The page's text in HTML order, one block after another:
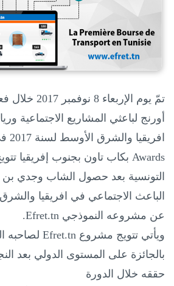
تمّ يوم
أورنج لباعثي المشاريع الاجتماعية
افريقيا والشرق الأوسط لسنة 2017 في حفل
Awards بكاب تاون بجنوب إفريقيا
التونسية بعد حصول الشاب وجدي
عن مشروعه النموذجي Efret.tn
.
ويأتي تتويج مشروع Efret.tn لصاحبه
بالجائزة على المستوى الدولي بعد
حققه خلال الدورة